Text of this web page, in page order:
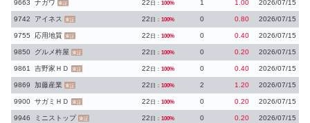
9663
ナガワ 東証 22 日： 100% 1 1.00 2026/07/15
9742 アイネス 東証 22 日： 100% 0 0.80 2026/07/15
9755 応用地質 東証 22 日： 100% 0 0.40 2026/07/15
9850 グルメ杵屋 東証 22 日： 100% 0 0.20 2026/07/15
9861 吉野家ＨＤ 東証 22 日： 100% 0 0.40 2026/07/15
9869 加藤産業 東証 22 日： 100% 2 1.20 2026/07/15
9900 サガミＨＤ 東証 22 日： 100% 0 0.20 2026/07/15
9946 ミニストップ 東証 22 日： 100% 0 0.20 2026/07/15